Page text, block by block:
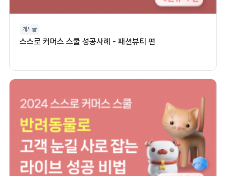
게시글
스스로 커머스 스쿨 성공사례 - 패션뷰티 편